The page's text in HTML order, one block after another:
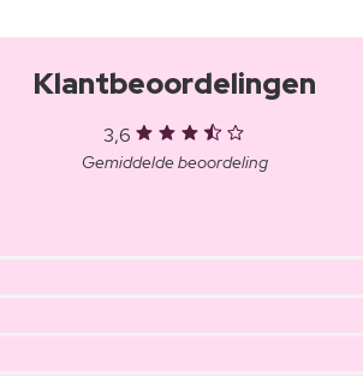
Klantbeoordelingen
3,6
Gemiddelde beoordeling